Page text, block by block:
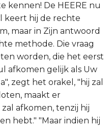
kennen! De HEERE nu
keert hij de rechte
maar in Zijn antwoord
methode. Die vraag
worden, die het eerst
afkomen gelijk als Uw
zegt het orakel, "hij zal
maakt er
afkomen, tenzij hij
hebt." "Maar indien hij